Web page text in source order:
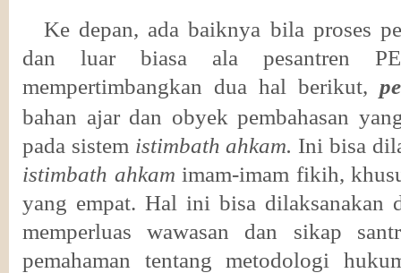
Ke depan, ada baiknya bila proses
dan luar biasa ala pesantren
mempertimbangkan dua hal berikut,
bahan ajar dan obyek pembahasan
pada sistem istimbath ahkam. Ini bisa
istimbath ahkam imam-imam fikih,
yang empat. Hal ini bisa dilaksanakan
memperluas wawasan dan sikap
pemahaman tentang metodologi